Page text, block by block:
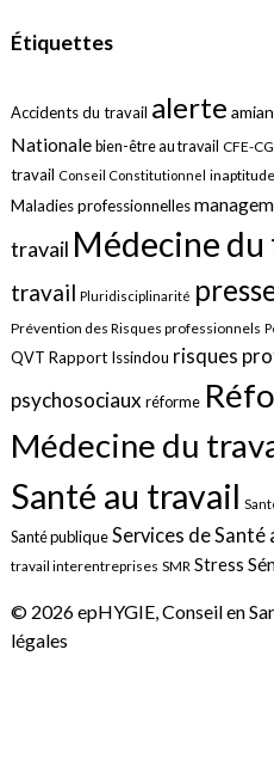
Étiquettes
Accidents du travail alerte
Nationale bien-être au travail CFE-
travail Conseil Constitutionnel inaptitude
Maladies professionnelles
travail Médecine du
travail Pluridisciplinarité
Prévention des Risques professionnels
QVT Rapport Issindou risques
psychosociauxréforme
Médecine du
Santé au travail
Santé publiqueServices de Santé
travail interentreprises SMR Stress
© 2026 epHYGIE, Conseil en
légales